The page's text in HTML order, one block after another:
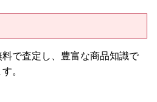
で査定し、豊富な商品知識で
。